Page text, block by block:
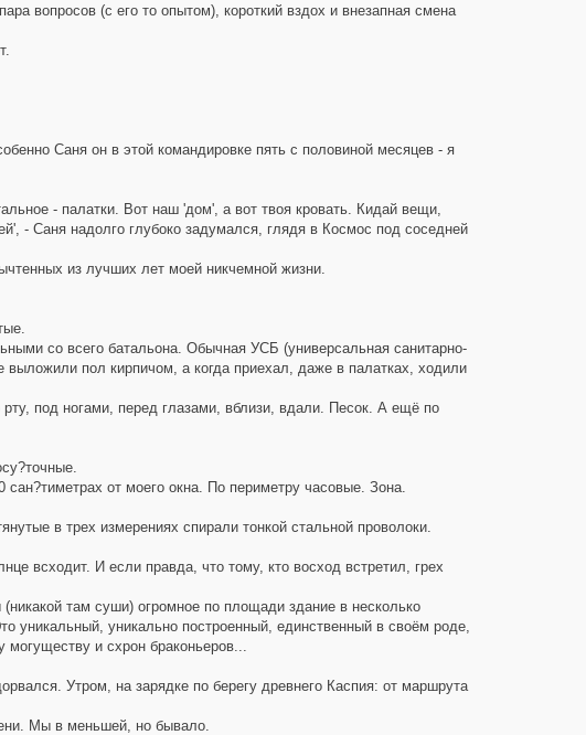
вопросов (с его то опытом), короткий вздох и внезапная смена
Саня он в этой командировке пять с половиной месяцев - я
- палатки. Вот наш 'дом', а вот твоя кровать. Кидай вещи,
- Саня надолго глубоко задумался, глядя в Космос под соседней
из лучших лет моей никчемной жизни.
со всего батальона. Обычная УСБ (универсальная санитарно-
пол кирпичом, а когда приехал, даже в палатках, ходили
под ногами, перед глазами, вблизи, вдали. Песок. А ещё по
от моего окна. По периметру часовые. Зона.
в трех измерениях спирали тонкой стальной проволоки.
всходит. И если правда, что тому, кто восход встретил, грех
там суши) огромное по площади здание в несколько
уникальный, уникально построенный, единственный в своём роде,
могуществу и схрон браконьеров...
Утром, на зарядке по берегу древнего Каспия: от маршрута
Мы в меньшей, но бывало.